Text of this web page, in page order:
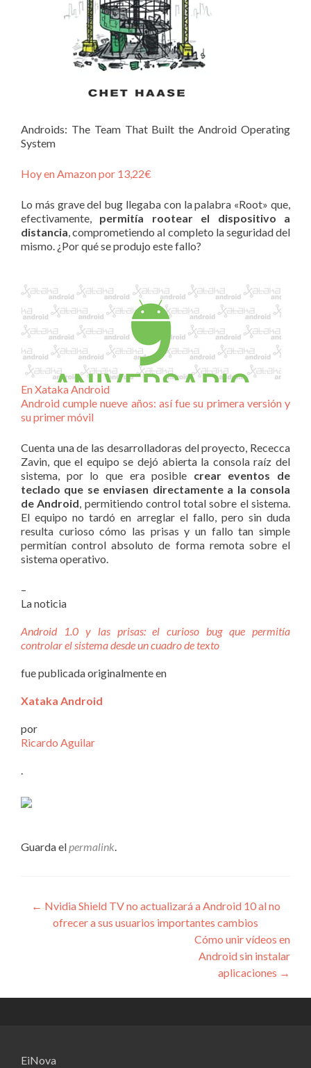
Androids: The Team That Built the Android Operating
System
Hoy en Amazon por 13,22€
Lo más grave del bug llegaba con la palabra «Root» que,
efectivamente, permitía rootear el dispositivo a
distancia , comprometiendo al completo la seguridad del
mismo. ¿Por qué se produjo este fallo?
En Xataka Android
Android cumple nueve años: así fue su primera versión y
su primer móvil
Cuenta una de las desarrolladoras del proyecto, Rececca
Zavin, que el equipo se dejó abierta la consola raíz del
sistema, por lo que era posible crear eventos de
teclado que se enviasen directamente a la consola
de Android , permitiendo control total sobre el sistema.
El equipo no tardó en arreglar el fallo, pero sin duda
resulta curioso cómo las prisas y un fallo tan simple
permitían control absoluto de forma remota sobre el
sistema operativo.
–
La noticia
Android 1.0 y las prisas: el curioso bug que permitía
controlar el sistema desde un cuadro de texto
fue publicada originalmente en
Xataka Android
por
Ricardo Aguilar
Guarda el permalink
Navegación
← Nvidia Shield TV no actualizará a Android 10 al no
ofrecer a sus usuarios importantes cambios
Cómo unir vídeos en
Android sin instalar
aplicaciones →
EiNova